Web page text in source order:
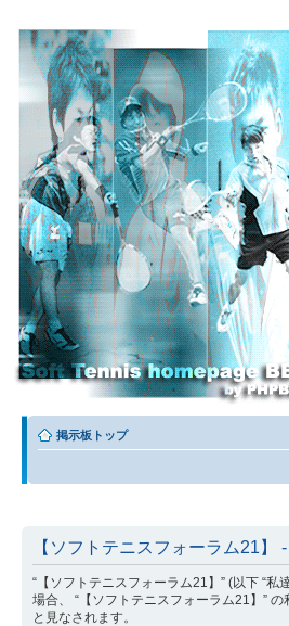
掲示板トップ
【ソフトテニスフォーラム21】
“【ソフトテニスフォーラム21】” (以下 “
場合、 “【ソフトテニスフォーラム21】”
と見なされます。